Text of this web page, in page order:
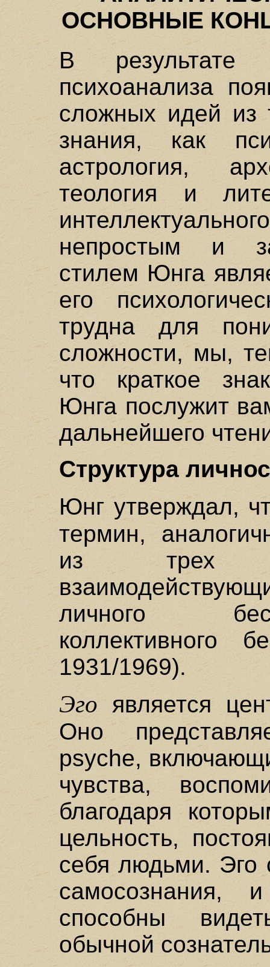
ОСНОВНЫЕ
В результате
психоанализа
сложных идей из
знания, как
астрология,
теология и
непростым и
стилем Юнга
его
трудна для
сложности, мы,
что краткое
Юнга послужит
дальнейшего
Структура
Юнг утверждал,
термин,
из трех
личного
коллективного
1931/1969).
Эгоявляется
Оно
psyche,
чувства,
благодаря
цельность,
себя людьми. Эго
самосознания,
способны
обычной